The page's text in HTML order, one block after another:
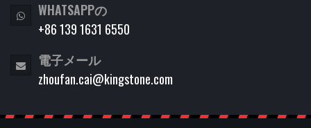
WHATSAPPの
+86 139 1631 6550
電子メール
zhoufan.cai@kingstone.com